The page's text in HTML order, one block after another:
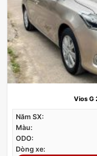
Vios G
Năm SX:
Màu:
ODO:
Dòng xe: